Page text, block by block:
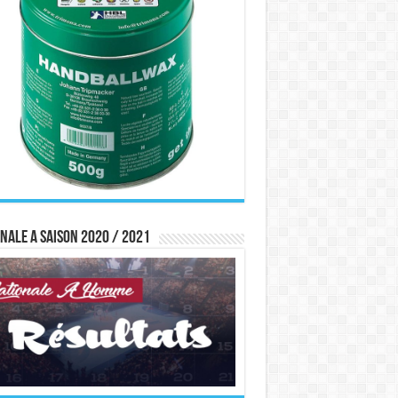
A saison 2020 / 2021